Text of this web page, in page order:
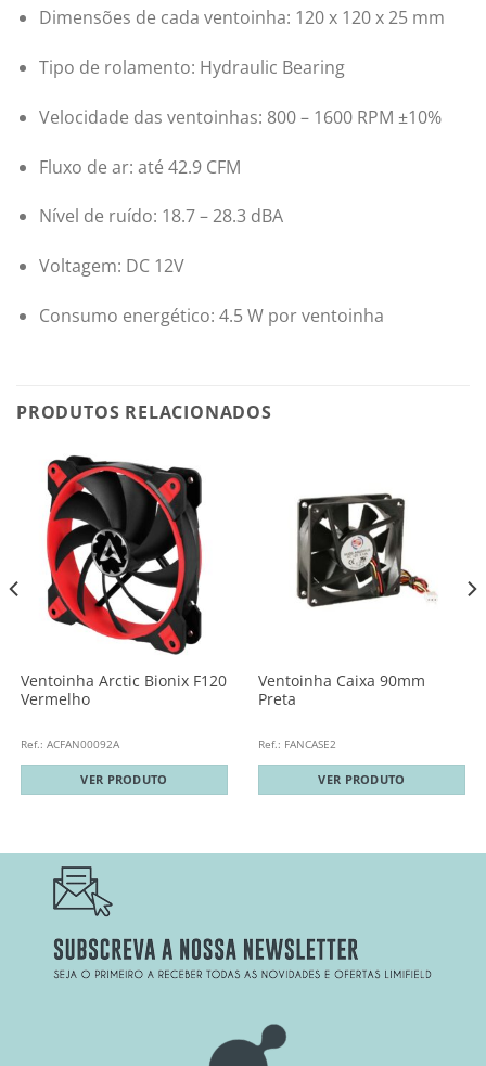
Dimensões de cada ventoinha: 120 x 120 x 25 mm
Tipo de rolamento: Hydraulic Bearing
Velocidade das ventoinhas: 800 – 1600 RPM ±10%
Fluxo de ar: até 42.9 CFM
Nível de ruído: 18.7 – 28.3 dBA
Voltagem: DC 12V
Consumo energético: 4.5 W por ventoinha
PRODUTOS RELACIONADOS
Ventoinha Arctic Bionix F120
Vermelho
Ref.: ACFAN00092A
VER PRODUTO
Ventoinha Caixa 90mm
Preta
Ref.: FANCASE2
VER PRODUTO